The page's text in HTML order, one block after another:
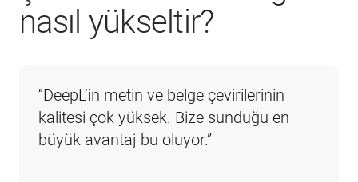
nasıl yükseltir?
“DeepL’in metin ve belge çevirilerinin
kalitesi çok yüksek. Bize sunduğu en
büyük avantaj bu oluyor.”